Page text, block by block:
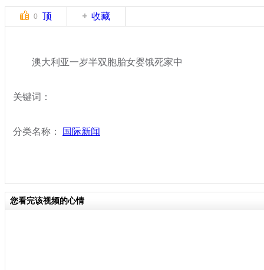
0 顶 收藏
澳大利亚一岁半双胞胎女婴饿死家中
关键词：
分类名称： 国际新闻
您看完该视频的心情